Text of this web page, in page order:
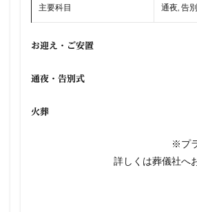
主要科目 通夜, 告
お迎え・ご安置
通夜・告別式
火葬
※プ
詳しくは葬儀社へ